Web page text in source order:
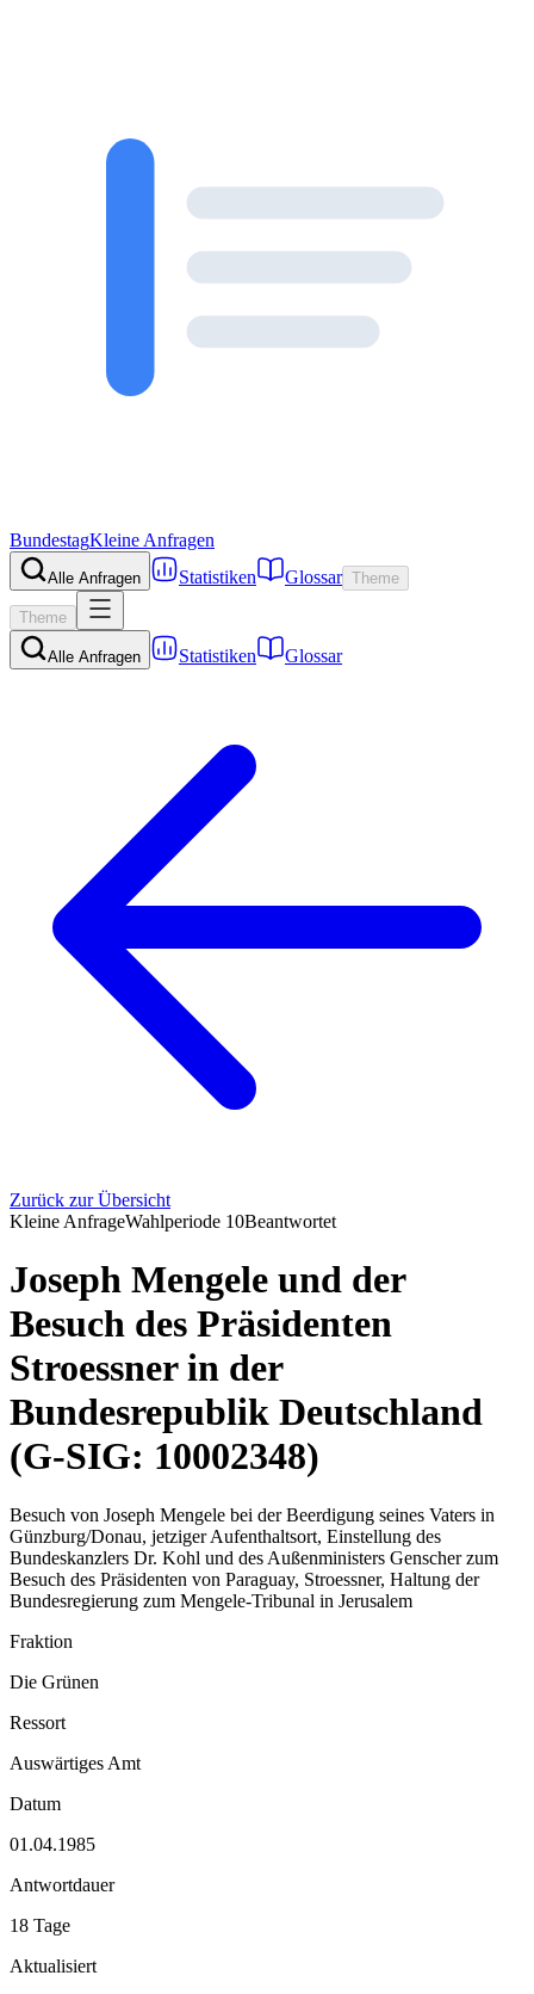
BundestagKleine Anfragen
Alle Anfragen Statistiken Glossar Theme
Theme
Alle Anfragen Statistiken Glossar
Zurück zur Übersicht
Kleine AnfrageWahlperiode 10Beantwortet
Joseph Mengele und der
Besuch des Präsidenten
Stroessner in der
Bundesrepublik Deutschland
(G-SIG: 10002348)
Besuch von Joseph Mengele bei der Beerdigung seines Vaters in
Günzburg/Donau, jetziger Aufenthaltsort, Einstellung des
Bundeskanzlers Dr. Kohl und des Außenministers Genscher zum
Besuch des Präsidenten von Paraguay, Stroessner, Haltung der
Bundesregierung zum Mengele-Tribunal in Jerusalem
Fraktion
Die Grünen
Ressort
Auswärtiges Amt
Datum
01.04.1985
Antwortdauer
18 Tage
Aktualisiert